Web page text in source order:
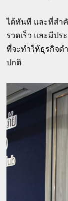
ได้ทันที และที่สำ
รวดเร็ว และมีปร
ที่จะทำให้ธุรกิจด
ปกติ